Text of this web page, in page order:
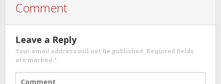
Comment
Leave a Reply
Your email address will not be published. Required fields
are marked *